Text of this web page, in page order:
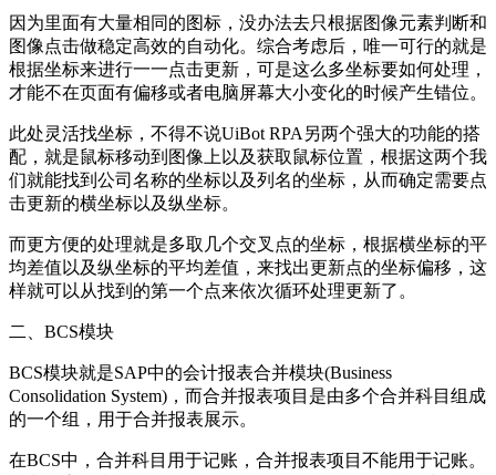
因为里面有大量相同的图标，没办法去只根据图像元素判断和
图像点击做稳定高效的自动化。综合考虑后，唯一可行的就是
根据坐标来进行一一点击更新，可是这么多坐标要如何处理，
才能不在页面有偏移或者电脑屏幕大小变化的时候产生错位。
此处灵活找坐标，不得不说UiBot RPA另两个强大的功能的搭
配，就是鼠标移动到图像上以及获取鼠标位置，根据这两个我
们就能找到公司名称的坐标以及列名的坐标，从而确定需要点
击更新的横坐标以及纵坐标。
而更方便的处理就是多取几个交叉点的坐标，根据横坐标的平
均差值以及纵坐标的平均差值，来找出更新点的坐标偏移，这
样就可以从找到的第一个点来依次循环处理更新了。
二、BCS模块
BCS模块就是SAP中的会计报表合并模块(Business
Consolidation System)，而合并报表项目是由多个合并科目组成
的一个组，用于合并报表展示。
在BCS中，合并科目用于记账，合并报表项目不能用于记账。